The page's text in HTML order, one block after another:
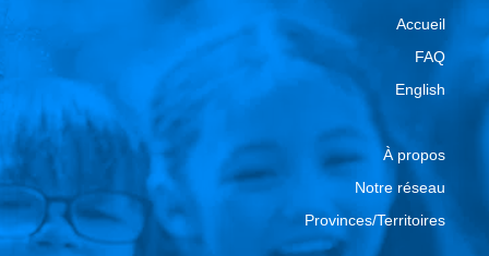
Accueil
FAQ
English
À propos
Notre réseau
Provinces/Territoires